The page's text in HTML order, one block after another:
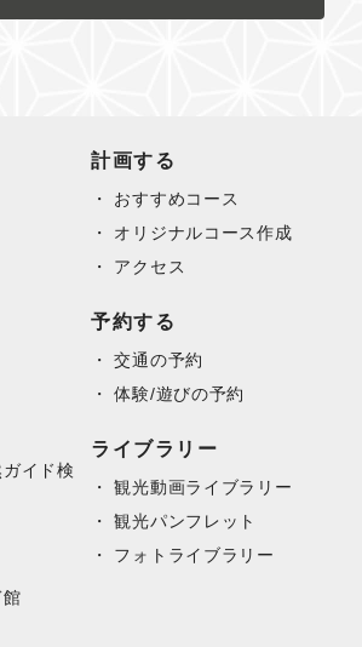
イド検
計画する
おすすめコース
オリジナルコース作成
アクセス
予約する
交通の予約
体験/遊びの予約
ライブラリー
観光動画ライブラリー
観光パンフレット
フォトライブラリー